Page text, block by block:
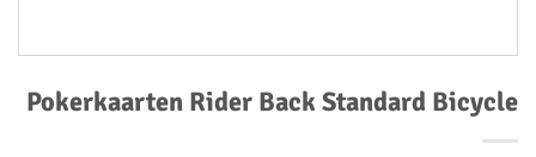
Pokerkaarten Rider Back Standard Bicycle